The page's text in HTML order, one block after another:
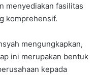
menyediakan fasilitas
komprehensif.
mengungkapkan,
ini merupakan bentuk
kepada